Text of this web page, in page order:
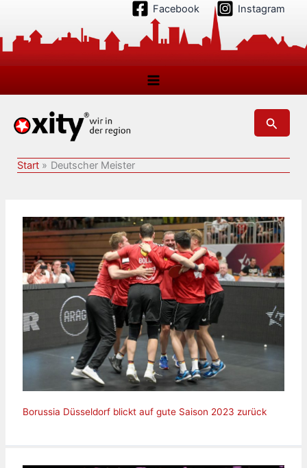
springen
Facebook Instagram
Suchen
Start Deutscher Meister
Borussia Düsseldorf blickt auf gute Saison 2023 zurück